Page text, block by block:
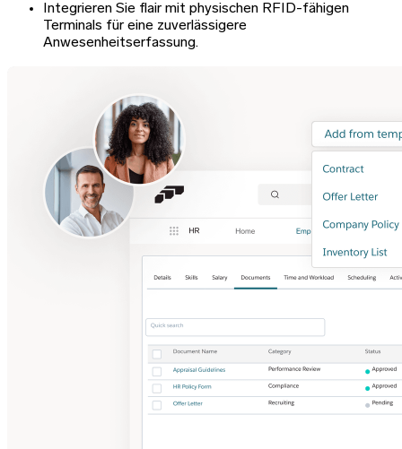
Integrieren Sie flair mit physischen RFID-fähigen
Terminals für eine zuverlässigere
Anwesenheitserfassung.